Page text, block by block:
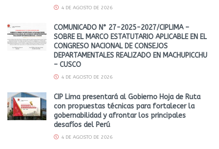
4 DE AGOSTO DE 2026
COMUNICADO N° 27-2025-2027/CIPLIMA –
SOBRE EL MARCO ESTATUTARIO APLICABLE EN EL
CONGRESO NACIONAL DE CONSEJOS
DEPARTAMENTALES REALIZADO EN MACHUPICCHU
– CUSCO
4 DE AGOSTO DE 2026
CIP Lima presentará al Gobierno Hoja de Ruta
con propuestas técnicas para fortalecer la
gobernabilidad y afrontar los principales
desafíos del Perú
4 DE AGOSTO DE 2026